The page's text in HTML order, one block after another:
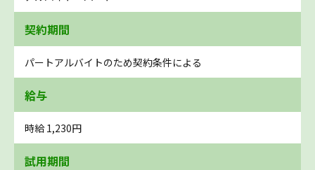
契約期間
パートアルバイトのため契約条件による
給与
時給 1,230円
試用期間